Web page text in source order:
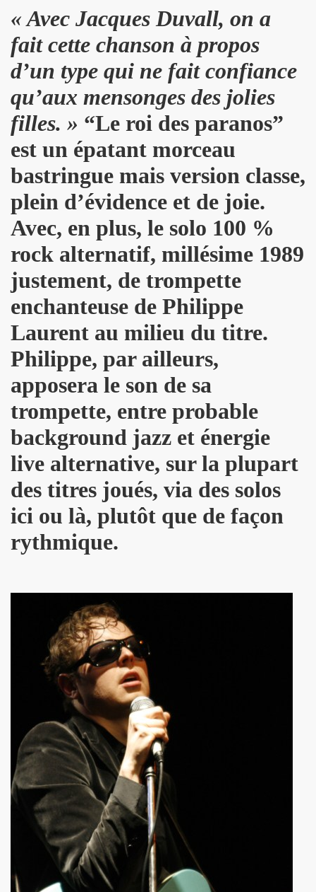
« Avec Jacques Duvall, on a
fait cette chanson à propos
d’un type qui ne fait confiance
qu’aux mensonges des jolies
filles. » “Le roi des paranos”
est un épatant morceau
bastringue mais version classe,
plein d’évidence et de joie.
Avec, en plus, le solo 100 %
rock alternatif, millésime 1989
justement, de trompette
enchanteuse de Philippe
Laurent au milieu du titre.
Philippe, par ailleurs,
apposera le son de sa
trompette, entre probable
background jazz et énergie
live alternative, sur la plupart
des titres joués, via des solos
ici ou là, plutôt que de façon
rythmique.
A SERGE REZVANI" le 2 juin 2010 aux TROIS
CONTROL CLUB, BERTRAND BURGALAT au
FRANCE le 15 mai 2010 au musee MAC-VAL de
BARDOT ("MON BB")" le 15 avril 2010 a la FNAC
cabaret ARTISHOW (Paris) pour l'emission "DIVAS
MARIE FRANCE le 25 janvier 2010 au THEATRE DU
du 26 au 30 decembre 2009 aux TROIS BAUDETS
chez BASTIEN DE ALMEIDA (Paris) en seance de
au CHACHA CLUB (Paris).
concert de BIJOU SVP le 14 novembre 2009 a
le 28 octobre 2009 a l'Espace 315 du CENTRE
3 octobre 2009 a L'ARCHIPEL (Paris).
MAG" (2 octobre 2009).
28 aout 2009 aux TROIS BAUDETS a Paris.
BARDOT" le 16 mai 2009 a L'ARCHIPEL a Paris.
et JACQUES DUVALL les 18 et 19 avril 2009 aux
le 17 avril 2009 au GLOBO a PARIS.
le 11 octobre 2008.
MONDE" au Forum de Liege (27 septembre 2008).
2008) : photos dans les coulisses des concerts.
le 8 septembre 2008.
le 30 mai 2008.
et MARIE FRANCE le 20 fevrier 2008 au CENTRE
le 1er fevrier 2008 au BATACLAN (Paris).
(1982).
FIEVRE" de MARIE FRANCE par JEAN-WILLIAM
(disponibles depuis decembre 2009).
dans "TELERAMA" (16 decembre 2009).